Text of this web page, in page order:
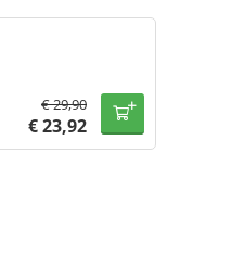
€29,90
€23,92